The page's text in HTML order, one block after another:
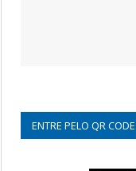
ENTRE PELO QR CODE